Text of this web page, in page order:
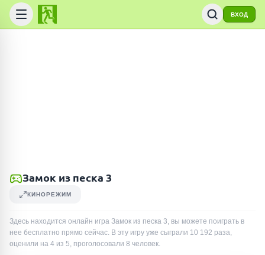
ВХОД
Замок из песка 3
КИНОРЕЖИМ
Здесь находится онлайн игра Замок из песка 3, вы можете поиграть в
нее бесплатно прямо сейчас. В эту игру уже сыграли 10 192 раза,
оценили на 4 из 5, проголосовали 8 человек.